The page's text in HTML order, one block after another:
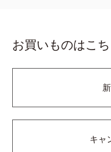
お買いものはこ
キャ